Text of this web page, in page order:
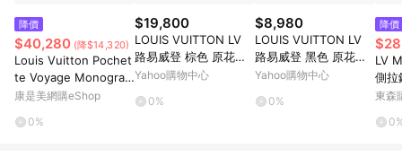
降價
$40,280 (降$14,320)
Louis Vuitton Pochet
te Voyage Monogram
塗層帆布萬用手拿包 M
康是美網購eShop
0%
$19,800
LOUIS VUITTON LV
路易威登 棕色 原花帆
布 Sarah 扣式 長夾
F】
Yahoo購物中心
0%
$8,980
LOUIS VUITTON LV
路易威登 黑色 原花凡
布 FRAGMENT BRAZ
【二手名牌BRAND OF
Yahoo購物中心
0%
降價
LV
側拉
東森